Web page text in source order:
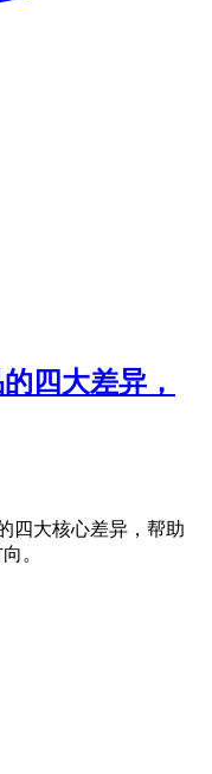
四大差异，
四大核心差异，帮助
。